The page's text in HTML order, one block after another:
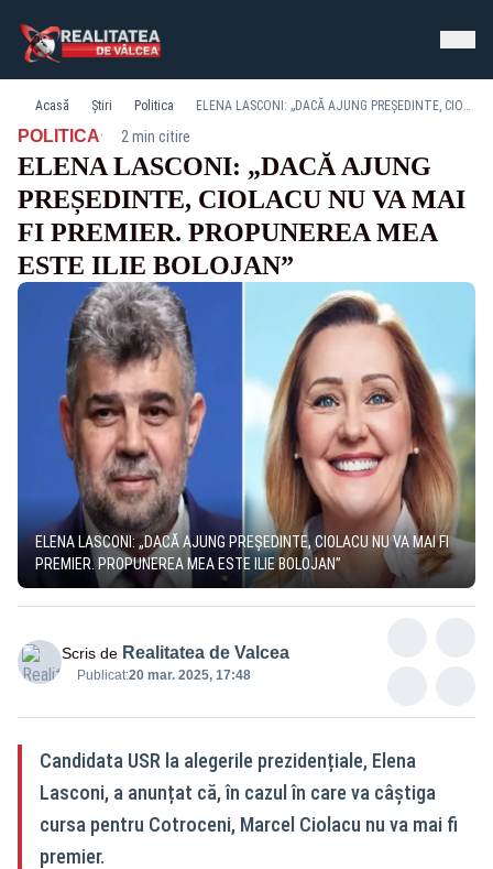
Acasă Știri Politica ELENA LASCONI: „DACĂ AJUNG PREȘEDINTE, CIOLACU NU VA MAI FI PREMIER. PROPUNEREA MEA ESTE ILIE BOLOJAN”
POLITICA· 2 min citire
ELENA LASCONI: „DACĂ AJUNG
PREȘEDINTE, CIOLACU NU VA MAI
FI PREMIER. PROPUNEREA MEA
ESTE ILIE BOLOJAN”
ELENA LASCONI: „DACĂ AJUNG PREȘEDINTE, CIOLACU NU VA MAI FI
PREMIER. PROPUNEREA MEA ESTE ILIE BOLOJAN”
Scris de Realitatea de Valcea
Publicat:20 mar. 2025, 17:48
Candidata USR la alegerile prezidențiale, Elena
Lasconi, a anunțat că, în cazul în care va câștiga
cursa pentru Cotroceni, Marcel Ciolacu nu va mai fi
premier.